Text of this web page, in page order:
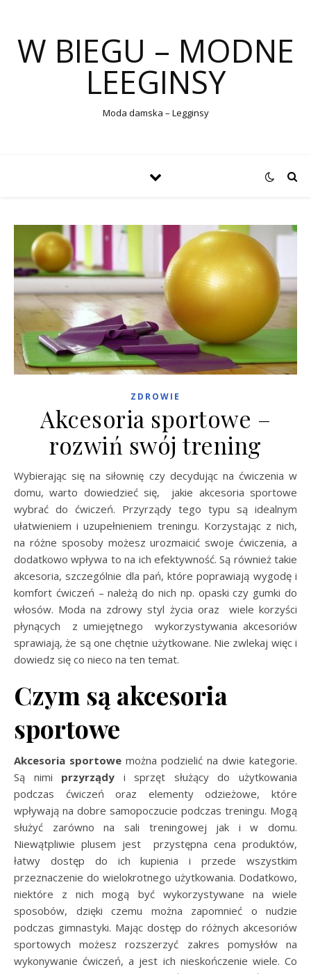
W BIEGU – MODNE
LEEGINSY
Moda damska – Legginsy
ZDROWIE
Akcesoria sportowe –
rozwiń swój trening
Wybierając się na siłownię czy decydując na ćwiczenia w
domu, warto dowiedzieć się, jakie akcesoria sportowe
wybrać do ćwiczeń. Przyrządy tego typu są idealnym
ułatwieniem i uzupełnieniem treningu. Korzystając z nich,
na różne sposoby możesz urozmaicić swoje ćwiczenia, a
dodatkowo wpływa to na ich efektywność. Są również takie
akcesoria, szczególnie dla pań, które poprawiają wygodę i
komfort ćwiczeń – należą do nich np. opaski czy gumki do
włosów. Moda na zdrowy styl życia oraz wiele korzyści
płynących z umiejętnego wykorzystywania akcesoriów
sprawiają, że są one chętnie użytkowane. Nie zwlekaj więc i
dowiedz się co nieco na ten temat.
Czym są akcesoria
sportowe
Akcesoria sportowe można podzielić na dwie kategorie.
Są nimi przyrządy i sprzęt służący do użytkowania
podczas ćwiczeń oraz elementy odzieżowe, które
wpływają na dobre samopoczucie podczas treningu. Mogą
służyć zarówno na sali treningowej jak i w domu.
Niewątpliwie plusem jest przystępna cena produktów,
łatwy dostęp do ich kupienia i przede wszystkim
przeznaczenie do wielokrotnego użytkowania. Dodatkowo,
niektóre z nich mogą być wykorzystywane na wiele
sposobów, dzięki czemu można zapomnieć o nudzie
podczas gimnastyki. Mając dostęp do różnych akcesoriów
sportowych możesz rozszerzyć zakres pomysłów na
wykonywanie ćwiczeń, a jest ich nieskończenie wiele. Co